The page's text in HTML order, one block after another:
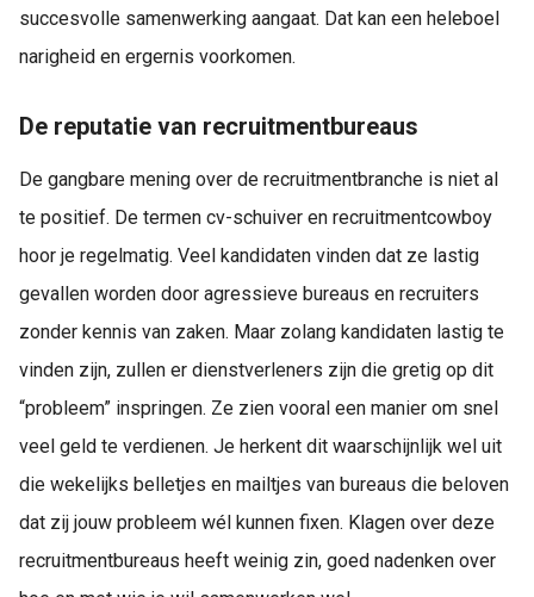
succesvolle samenwerking aangaat. Dat kan een heleboel
narigheid en ergernis voorkomen.
De reputatie van recruitmentbureaus
De gangbare mening over de recruitmentbranche is niet al
te positief. De termen cv-schuiver en recruitmentcowboy
hoor je regelmatig. Veel kandidaten vinden dat ze lastig
gevallen worden door agressieve bureaus en recruiters
zonder kennis van zaken. Maar zolang kandidaten lastig te
vinden zijn, zullen er dienstverleners zijn die gretig op dit
“probleem” inspringen. Ze zien vooral een manier om snel
veel geld te verdienen. Je herkent dit waarschijnlijk wel uit
die wekelijks belletjes en mailtjes van bureaus die beloven
dat zij jouw probleem wél kunnen fixen. Klagen over deze
recruitmentbureaus heeft weinig zin, goed nadenken over